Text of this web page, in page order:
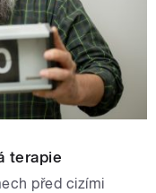
terapie
před cizími